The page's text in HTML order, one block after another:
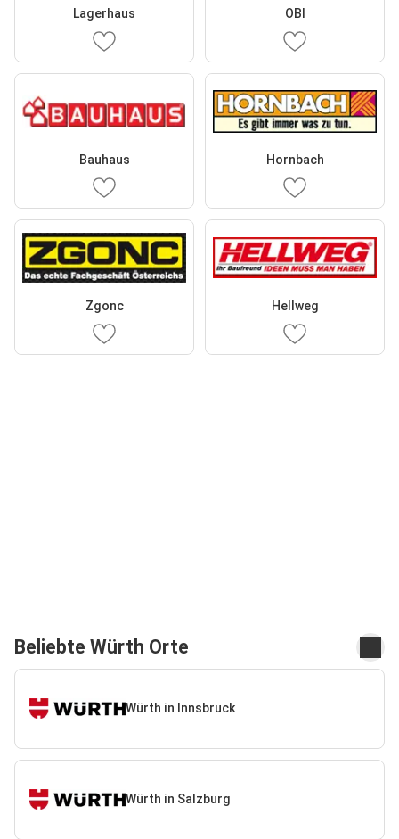
Lagerhaus OBI
Bauhaus Hornbach
Zgonc Hellweg
Beliebte Würth Orte
Würth in Innsbruck
Würth in Salzburg